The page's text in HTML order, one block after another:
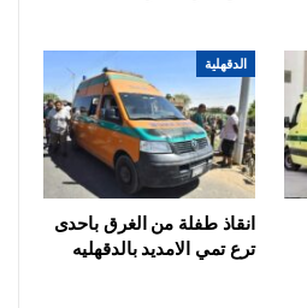
الدقهلية
انقاذ طفلة من الغرق باحدى
ترع تمي الامديد بالدقهليه